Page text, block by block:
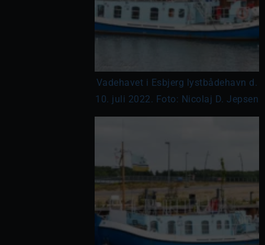
Vadehavet i Esbjerg lystbådehavn d.
10. juli 2022. Foto: Nicolaj D. Jepsen